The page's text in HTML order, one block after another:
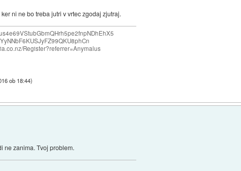
ni ne bo treba jutri v vrtec zgodaj zjutraj.
Register?referrer=Anymalus
ob 18:44)
ne zanima. Tvoj problem.